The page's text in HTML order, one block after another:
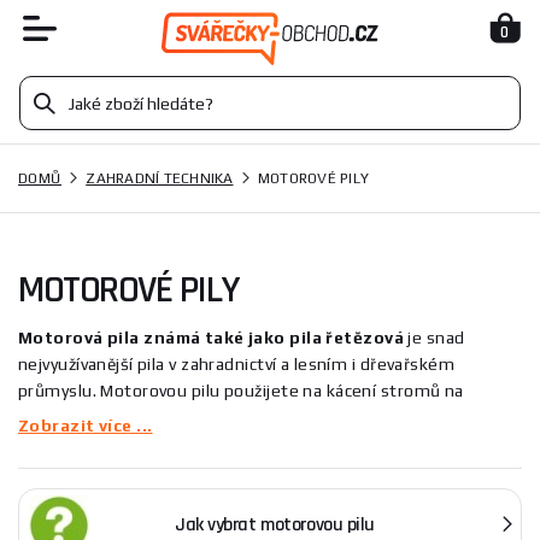
0
DOMŮ ZAHRADNÍ TECHNIKA MOTOROVÉ PILY
MOTOROVÉ PILY
Motorová pila známá také jako pila řetězová je snad
nejvyužívanější pila v zahradnictví a lesním i dřevařském
průmyslu. Motorovou pilu použijete na kácení stromů na
zahradě či v lesích nebo pro rychlou přípravu dřeva na topení.
používána a také na její pohon a délku lišty. Řetězová pila může
být akumulátorová, benzínová a elektrická. Délka lišty
motorových pil se pohybuje v rozmezí 25 až 50 cm. Pily s lištou
Zobrazit více ...
Jak vybrat motorovou pilu